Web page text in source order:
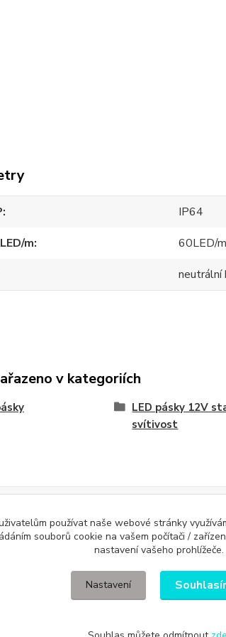
IP64
m
60LED/m
neutrální
v kategoriích
LED pásky 12V
svítivost
účtenku. Zároveň je povinen zaevidovat
používat naše webové stránky
souborů cookie na vašem počítači /
nastavení vašeho prohlížeče.
Nastavení